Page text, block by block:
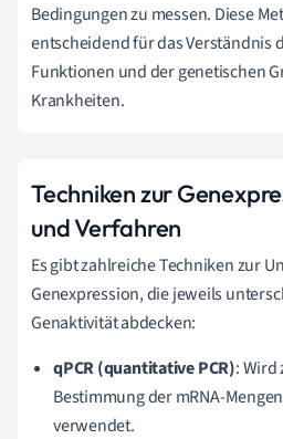
Bedingungen zu messen. Diese
entscheidend für das Verständnis
Funktionen und der genetischen
Krankheiten.
Techniken zur
und Verfahren
Es gibt zahlreiche Techniken zur
Genexpression, die jeweils
Genaktivität abdecken:
qPCR (quantitative PCR):
Bestimmung der mRNA-
verwendet.